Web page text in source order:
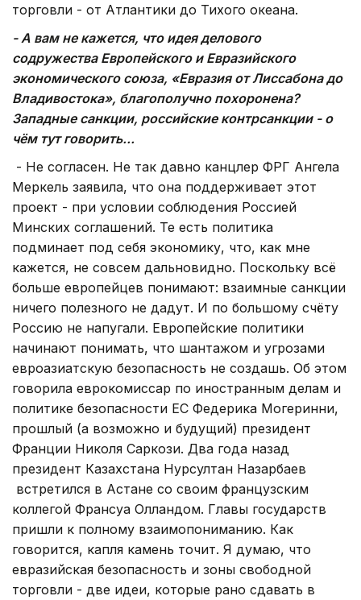
торговли - от Атлантики до Тихого океана.
- А вам не кажется, что идея делового
содружества Европейского и Евразийского
экономического союза, «Евразия от Лиссабона до
Владивостока», благополучно похоронена?
Западные санкции, российские контрсанкции - о
чём тут говорить...
- Не согласен. Не так давно канцлер ФРГ Ангела
Меркель заявила, что она поддерживает этот
проект - при условии соблюдения Россией
Минских соглашений. Те есть политика
подминает под себя экономику, что, как мне
кажется, не совсем дальновидно. Поскольку всё
больше европейцев понимают: взаимные санкции
ничего полезного не дадут. И по большому счёту
Россию не напугали. Европейские политики
начинают понимать, что шантажом и угрозами
евроазиатскую безопасность не создашь. Об этом
говорила еврокомиссар по иностранным делам и
политике безопасности ЕС Федерика Могеринни,
прошлый (а возможно и будущий) президент
Франции Николя Саркози. Два года назад
президент Казахстана Нурсултан Назарбаев
встретился в Астане со своим французским
коллегой Франсуа Олландом. Главы государств
пришли к полному взаимопониманию. Как
говорится, капля камень точит. Я думаю, что
евразийская безопасность и зоны свободной
торговли - две идеи, которые рано сдавать в